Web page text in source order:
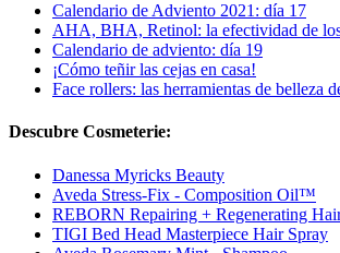
Calendario de Adviento 2021: día 17
AHA, BHA, Retinol: la efectividad de
Calendario de adviento: día 19
¡Cómo teñir las cejas en casa!
Face rollers: las herramientas de belleza
Descubre Cosmeterie:
Danessa Myricks Beauty
Aveda Stress-Fix - Composition Oil™
REBORN Repairing + Regenerating
TIGI Bed Head Masterpiece Hair Spray